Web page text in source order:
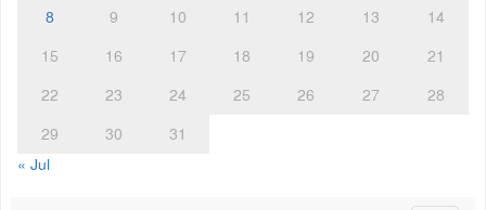
8
9 10 11 12 13
14
15
16 17 18 19 20
21
22
23 24 25 26 27
28
29
30
31
« Jul